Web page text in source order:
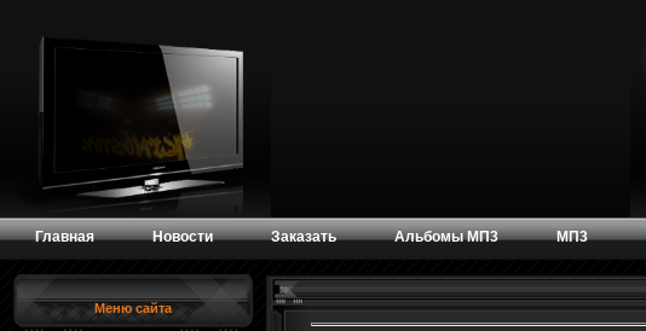
Главная Новости Заказать Альбомы МП3 МП3
Меню сайта